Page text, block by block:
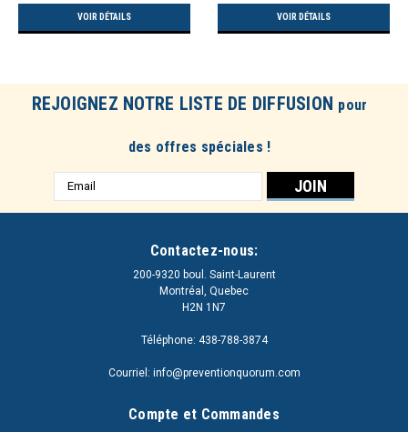
VOIR DÉTAILS VOIR DÉTAILS
REJOIGNEZ NOTRE LISTE DE DIFFUSION pour
des offres spéciales !
Adresse
e-
Contactez-nous:
200-9320 boul. Saint-Laurent
Montréal, Quebec
H2N 1N7
Téléphone: 438-788-3874
Courriel: info@preventionquorum.com
Compte et Commandes